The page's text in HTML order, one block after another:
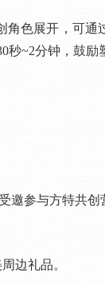
展开，可通
~2分钟，鼓
参与方特共创
边礼品。